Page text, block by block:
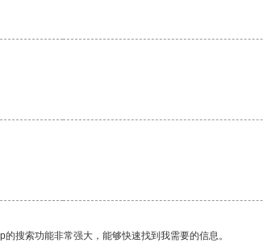
搜索功能非常强大，能够快速找到我需要的信息。